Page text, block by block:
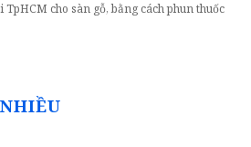
cho sàn gỗ, bằng cách phun thuốc